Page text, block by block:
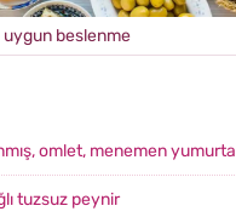
beslenme
omlet, menemen yumurta
tuzsuz peynir